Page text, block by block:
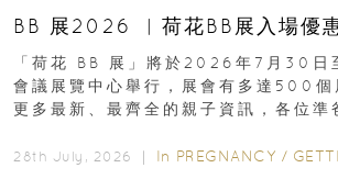
BB 展2026 ︳荷花BB展入場優
「荷花 BB 展」將於2026年7月30日
會議展覽中心舉行，展會有多達500個
更多最新、最齊全的親子資訊，各位準
28th July, 2026 ｜ In PREGNANCY /